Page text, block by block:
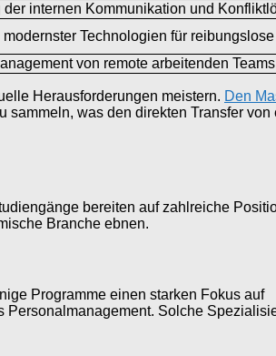
der internen Kommunikation und
Technologien für
von remote arbeitenden Teams
Herausforderungen meistern. Den
was den direkten Transfer von
bereiten auf zahlreiche
Branche ebnen.
Programme einen starken Fokus auf
Solche